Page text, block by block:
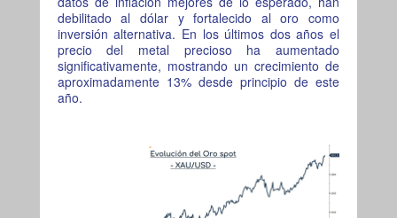
debilitado al dólar y fortalecido al oro como
inversión alternativa. En los últimos dos años el
precio del metal precioso ha aumentado
significativamente, mostrando un crecimiento de
aproximadamente 13% desde principio de este
año.